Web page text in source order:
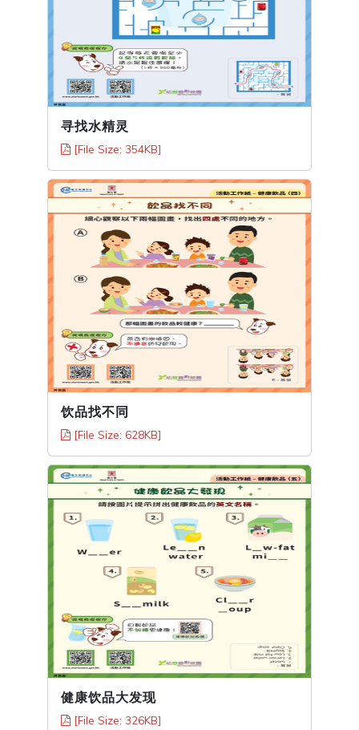
寻找水精灵
[File Size: 354KB]
饮品找不同
[File Size: 628KB]
健康饮品大发现
[File Size: 326KB]